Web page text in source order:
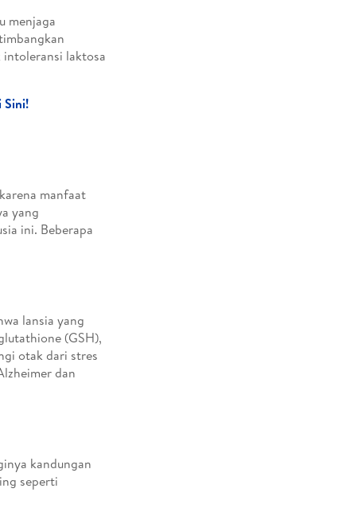
menjaga
intoleransi laktosa
Sini!
manfaat
yang
ini. Beberapa
lansia yang
(GSH),
otak dari stres
dan
kandungan
seperti